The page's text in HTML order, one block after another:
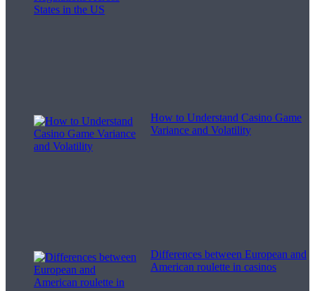
How to Understand Casino Game
Variance and Volatility
Differences between European and
American roulette in casinos